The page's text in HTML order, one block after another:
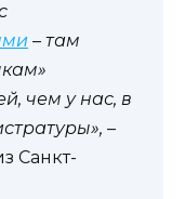
– там
чем у нас, в
–
Санкт-